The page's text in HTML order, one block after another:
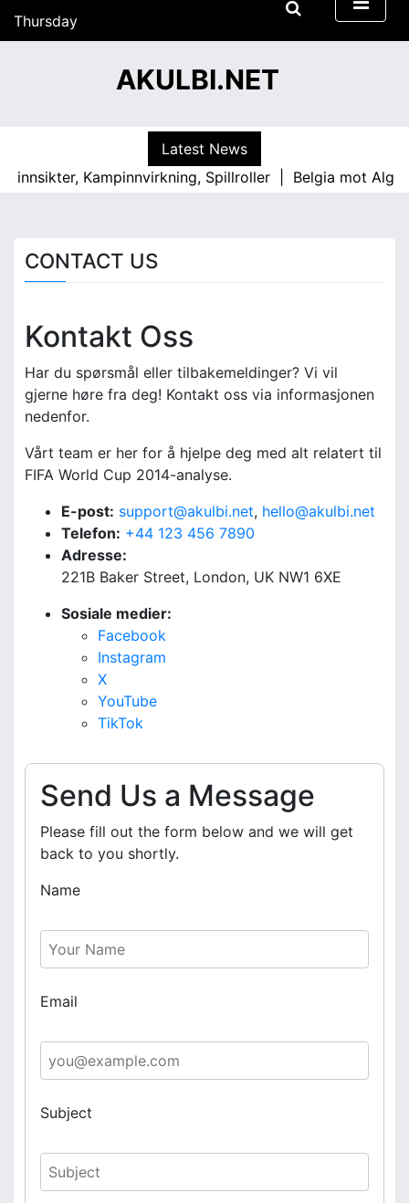
Thursday
18/06/2026
AKULBI.NET
Latest News
innsikter, Kampinnvirkning, Spillroller |
Belgia mot
CONTACT US
Kontakt Oss
Har du spørsmål eller tilbakemeldinger? Vi vil
gjerne høre fra deg! Kontakt oss via informasjonen
nedenfor.
Vårt team er her for å hjelpe deg med alt relatert til
FIFA World Cup 2014-analyse.
E-post: support@akulbi.net, hello@akulbi.net
Telefon: +44 123 456 7890
Adresse:
221B Baker Street, London, UK NW1 6XE
Sosiale medier:
Facebook
Instagram
X
YouTube
TikTok
Send Us a Message
Please fill out the form below and we will get
back to you shortly.
Name
Email
Subject